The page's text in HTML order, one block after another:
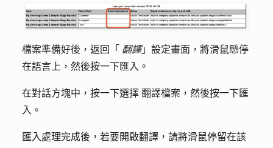
檔案準備好後，返回「 翻譯」設定畫面，將滑鼠懸停
在語言上，然後按一下匯入 。
在對話方塊中，按一下選擇 翻譯檔案 ，然後按一下匯
入 。
匯入處理完成後，若要開啟翻譯，請將滑鼠停留在該